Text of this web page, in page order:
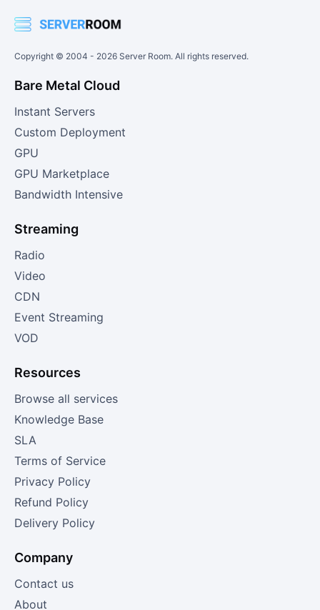
Copyright © 2004 - 2026 Server Room. All rights reserved.
Bare Metal Cloud
Instant Servers
Custom Deployment
GPU
GPU Marketplace
Bandwidth Intensive
Streaming
Radio
Video
CDN
Event Streaming
VOD
Resources
Browse all services
Knowledge Base
SLA
Terms of Service
Privacy Policy
Refund Policy
Delivery Policy
Company
Contact us
About